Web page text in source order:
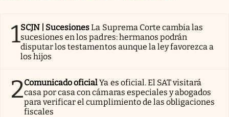
1SCJN | SucesionesLa Suprema Corte cambia las
sucesiones en los padres: hermanos podrán
disputar los testamentos aunque la ley favorezca a
los hijos
2Comunicado oficialYa es oficial. El SAT visitará
casa por casa con cámaras especiales y abogados
para verificar el cumplimiento de las obligaciones
fiscales